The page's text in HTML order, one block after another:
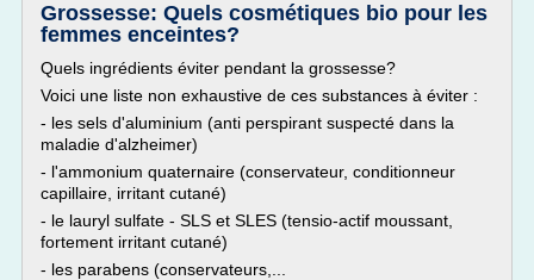
Grossesse: Quels cosmétiques bio pour les
femmes enceintes?
Quels ingrédients éviter pendant la grossesse?
Voici une liste non exhaustive de ces substances à éviter :
- les sels d'aluminium (anti perspirant suspecté dans la
maladie d'alzheimer)
- l'ammonium quaternaire (conservateur, conditionneur
capillaire, irritant cutané)
- le lauryl sulfate - SLS et SLES (tensio-actif moussant,
fortement irritant cutané)
- les parabens (conservateurs,...